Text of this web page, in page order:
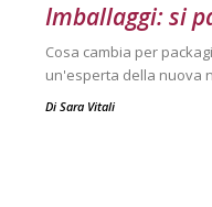
Imballaggi: si
Cosa cambia per
un'esperta della nuova
Di Sara Vitali